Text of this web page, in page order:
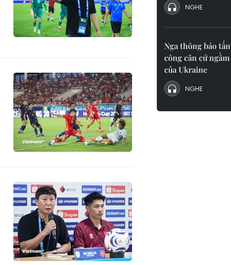
NGHE
Nga thông báo tấn
công căn cứ ngầm
của Ukraine
NGHE